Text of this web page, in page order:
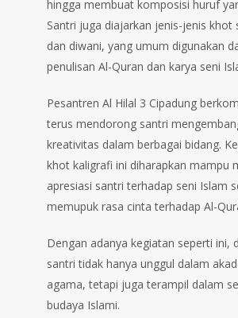
hingga membuat komposisi huruf
Santri juga diajarkan jenis-jenis khot
dan diwani, yang umum digunakan
penulisan Al-Quran dan karya seni
Pesantren Al Hilal 3 Cipadung
terus mendorong santri
kreativitas dalam berbagai bidang.
khot kaligrafi ini diharapkan mampu
apresiasi santri terhadap seni Islam
memupuk rasa cinta terhadap Al-
Dengan adanya kegiatan seperti ini,
santri tidak hanya unggul dalam
agama, tetapi juga terampil dalam
budaya Islami.